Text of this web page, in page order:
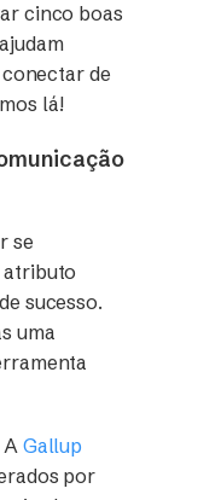
cinco boas
de
lá!
se
atributo
sucesso.
uma
AGallup
por